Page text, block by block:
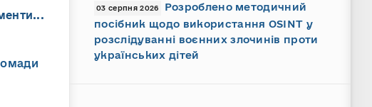
03 серпня 2026
Розроблено методичний
посібник щодо використання OSINT у
розслідуванні воєнних злочинів проти
українських дітей